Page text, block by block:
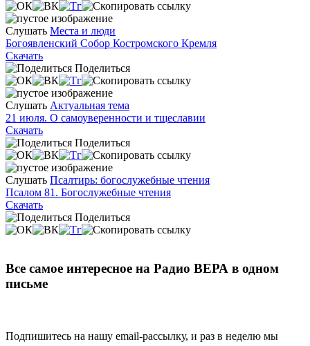
Слушать Места и люди
Богоявленский Собор Костромского Кремля
Скачать
Поделиться
Слушать Актуальная тема
21 июля. О самоуверенности и тщеславии
Скачать
Поделиться
Слушать Псалтирь: богослужебные чтения
Псалом 81. Богослужебные чтения
Скачать
Поделиться
Все самое интересное на Радио ВЕРА в одном
письме
Подпишитесь на нашу email-рассылку, и раз в неделю мы